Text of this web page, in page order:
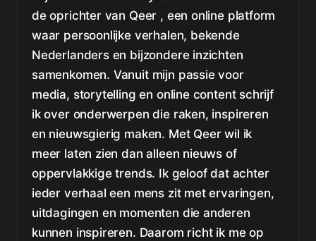
de oprichter van Qeer , een online platform
waar persoonlijke verhalen, bekende
Nederlanders en bijzondere inzichten
samenkomen. Vanuit mijn passie voor
media, storytelling en online content schrijf
ik over onderwerpen die raken, inspireren
en nieuwsgierig maken. Met Qeer wil ik
meer laten zien dan alleen nieuws of
oppervlakkige trends. Ik geloof dat achter
ieder verhaal een mens zit met ervaringen,
uitdagingen en momenten die anderen
kunnen inspireren. Daarom richt ik me op